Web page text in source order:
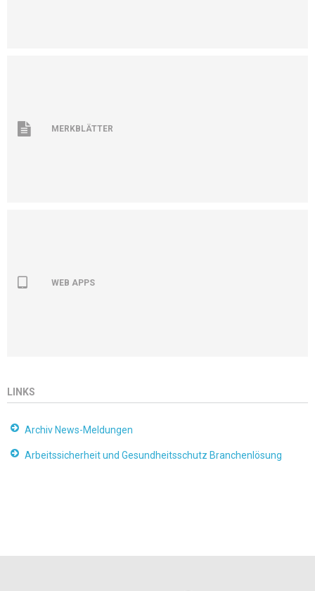
MERKBLÄTTER
WEB APPS
LINKS
Archiv News-Meldungen
Arbeitssicherheit und Gesundheitsschutz Branchenlösung